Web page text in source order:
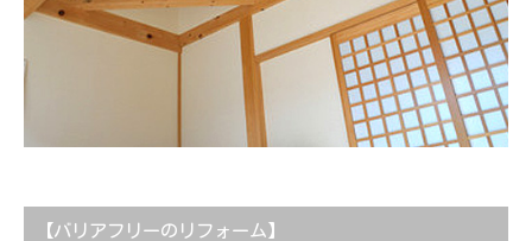
【バリアフリーのリフォーム】